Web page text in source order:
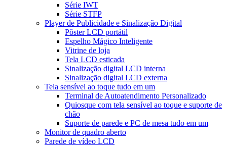
Série IWT
Série STFP
Player de Publicidade e Sinalização Digital
Pôster LCD portátil
Espelho Mágico Inteligente
Vitrine de loja
Tela LCD esticada
Sinalização digital LCD interna
Sinalização digital LCD externa
Tela sensível ao toque tudo em um
Terminal de Autoatendimento Personalizado
Quiosque com tela sensível ao toque e suporte de
chão
Suporte de parede e PC de mesa tudo em um
Monitor de quadro aberto
Parede de vídeo LCD